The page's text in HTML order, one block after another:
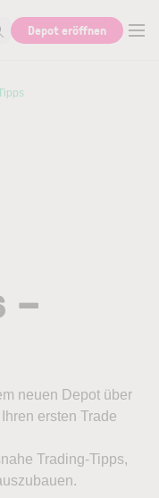
nach Hilfe oder Info
Depot eröffnen
–
neuen Depot über
ersten Trade
Trading-Tipps,